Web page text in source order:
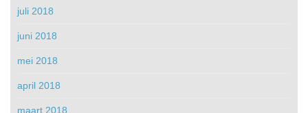
juli 2018
juni 2018
mei 2018
april 2018
maart 2018